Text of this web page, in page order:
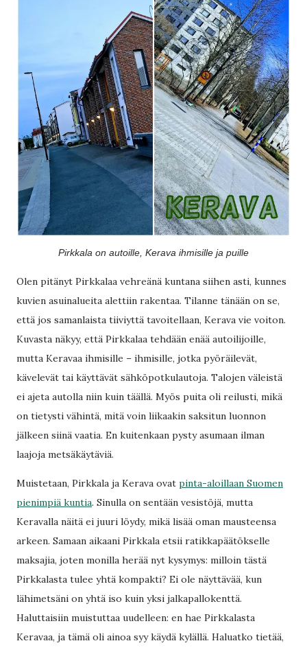
Pirkkala on autoille, Kerava ihmisille ja puille
Olen pitänyt Pirkkalaa vehreänä kuntana siihen asti, kunnes
kuvien asuinalueita alettiin rakentaa. Tilanne tänään on se,
että jos samanlaista tiiviyttä tavoitellaan, Kerava vie voiton.
Kuvasta näkyy, että Pirkkalaa tehdään enää autoilijoille,
mutta Keravaa ihmisille – ihmisille, jotka pyöräilevät,
kävelevät tai käyttävät sähköpotkulautoja. Talojen väleistä
ei ajeta autolla niin kuin täällä. Myös puita oli reilusti, mikä
on tietysti vähintä, mitä voin liikaakin saksitun luonnon
jälkeen siinä vaatia. En kuitenkaan pysty asumaan ilman
laajoja metsäkäytäviä.
Muistetaan, Pirkkala ja Kerava ovat pinta-aloillaan Suomen
pienimpiä kuntia. Sinulla on sentään vesistöjä, mutta
Keravalla näitä ei juuri löydy, mikä lisää oman mausteensa
arkeen. Samaan aikaani Pirkkala etsii ratikkapäätökselle
maksajia, joten monilla herää nyt kysymys: milloin tästä
Pirkkalasta tulee yhtä kompakti? Ei ole näyttävää, kun
lähimetsäni on yhtä iso kuin yksi jalkapallokenttä.
Haluttaisiin muistuttaa uudelleen: en hae Pirkkalasta
Keravaa, ja tämä oli ainoa syy käydä kylällä. Haluatko tietää,